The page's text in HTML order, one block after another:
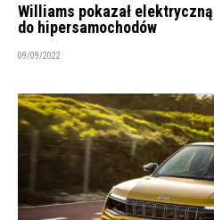
Williams pokazał
do hipersamochodów
09/09/2022